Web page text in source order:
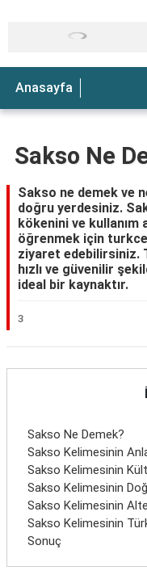
Anasayfa
Sakso Ne
Sakso ne demek ve
doğru yerdesiniz.
kökenini ve kullanım
öğrenmek için
ziyaret edebilirsiniz.
hızlı ve güvenilir
ideal bir kaynaktır.
3
Sakso Ne Demek?
Sakso Kelimesinin
Sakso Kelimesinin
Sakso Kelimesinin
Sakso Kelimesinin
Sakso Kelimesinin
Sonuç